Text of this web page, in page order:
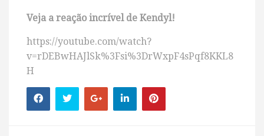
Veja a reação incrível de Kendyl!
https://youtube.com/watch?
v=rDEBwHAJlSk%3Fsi%3DrWxpF4sPqf8KKL8
H